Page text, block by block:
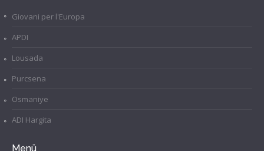
Giovani per l'Europa
APDI
Lousada
Purcsena
Osmaniye
ADI Hargita
Menü